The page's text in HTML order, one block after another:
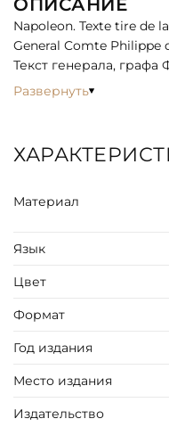
ОПИСАНИЕ
Napoleon. Texte tire de
General Comte Philippe
Текст генерала,
де Сегюра. С 51
действующие лица и
1812 года отражены в
Коцебу, Красовский,
Шеффер, Щукин,
Развернуть
Материал
Язык
Цвет
Формат
Год издания
Место издания
Издательство